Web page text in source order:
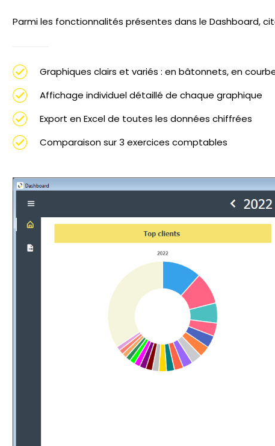
Parmi les fonctionnalités présentes dans le Dashboard,
Graphiques clairs et variés : en bâtonnets, en
Affichage individuel détaillé de chaque graphique
Export en Excel de toutes les données chiffrées
Comparaison sur 3 exercices comptables